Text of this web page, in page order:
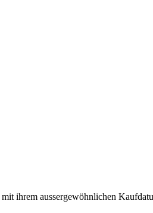
mit ihrem aussergewöhnlichen